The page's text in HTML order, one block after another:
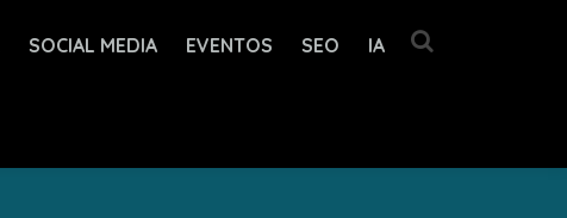
SOCIAL MEDIA EVENTOS SEO IA